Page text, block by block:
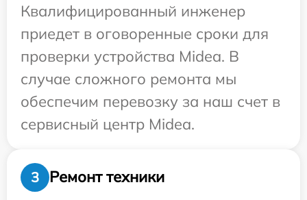
Квалифицированный инженер
приедет в оговоренные сроки для
проверки устройства Midea. В
случае сложного ремонта мы
обеспечим перевозку за наш счет в
сервисный центр Midea.
3 Ремонт техники